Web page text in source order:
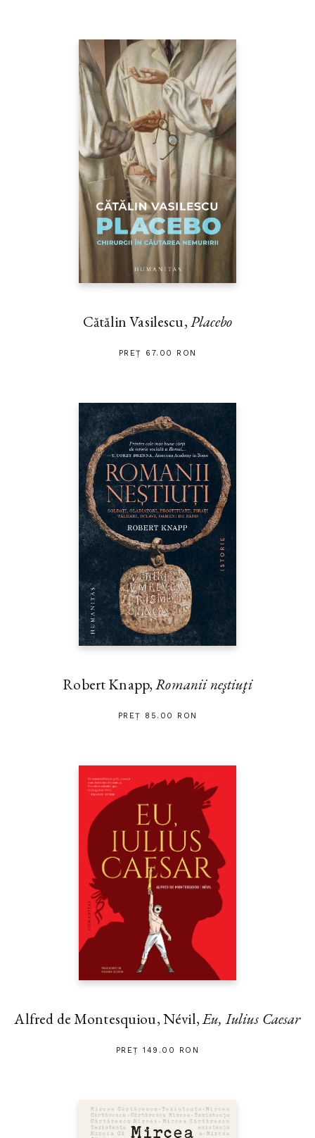
Cătălin Vasilescu,Placebo
PREȚ 67.00 RON
Robert Knapp,Romanii neştiuţi
PREȚ 85.00 RON
Alfred de Montesquiou, Névil,Eu, Iulius Caesar
PREȚ 149.00 RON